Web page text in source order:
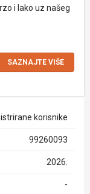
i lako uz našeg
SAZNAJTE VIŠE
korisnike
99260093
2026.
-